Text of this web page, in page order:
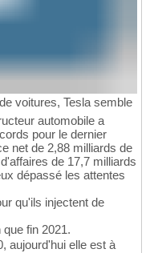
voitures, Tesla semble
automobile a
pour le dernier
net de 2,88 milliards de
de 17,7 milliards
dépassé les attentes
qu'ils injectent de
fin 2021.
aujourd'hui elle est à